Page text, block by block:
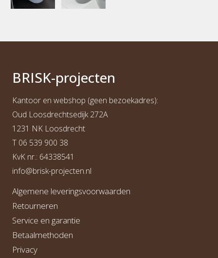
BRISK-projecten
Kantoor en webshop (geen bezoekadres):
Oud Loosdrechtsedijk 272A
1231 NK Loosdrecht
T 06 539 900 38
KvK nr.: 64338541
info@brisk-projecten.nl
Algemene leveringsvoorwaarden
Retourneren
Service en garantie
Betaalmethoden
Privacy